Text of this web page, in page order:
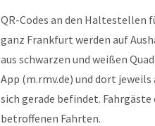
QR-Codes an den Haltestellen
ganz Frankfurt werden auf
aus schwarzen und weißen
App (m.rmv.de) und dort
sich gerade befindet.
betroffenen Fahrten.